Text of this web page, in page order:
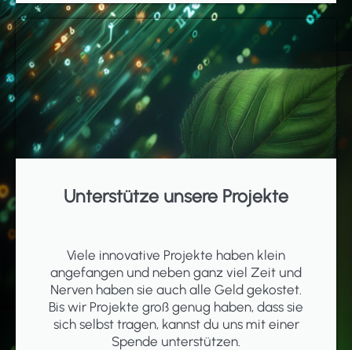
Unterstütze unsere Projekte
Viele innovative Projekte haben klein
angefangen und neben ganz viel Zeit und
Nerven haben sie auch alle Geld gekostet.
Bis wir Projekte groß genug haben, dass sie
sich selbst tragen, kannst du uns mit einer
Spende unterstützen.